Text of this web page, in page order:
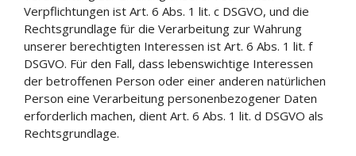
Verpflichtungen ist Art. 6 Abs. 1 lit. c DSGVO, und die
Rechtsgrundlage für die Verarbeitung zur Wahrung
unserer berechtigten Interessen ist Art. 6 Abs. 1 lit. f
DSGVO. Für den Fall, dass lebenswichtige Interessen
der betroffenen Person oder einer anderen natürlichen
Person eine Verarbeitung personenbezogener Daten
erforderlich machen, dient Art. 6 Abs. 1 lit. d DSGVO als
Rechtsgrundlage.